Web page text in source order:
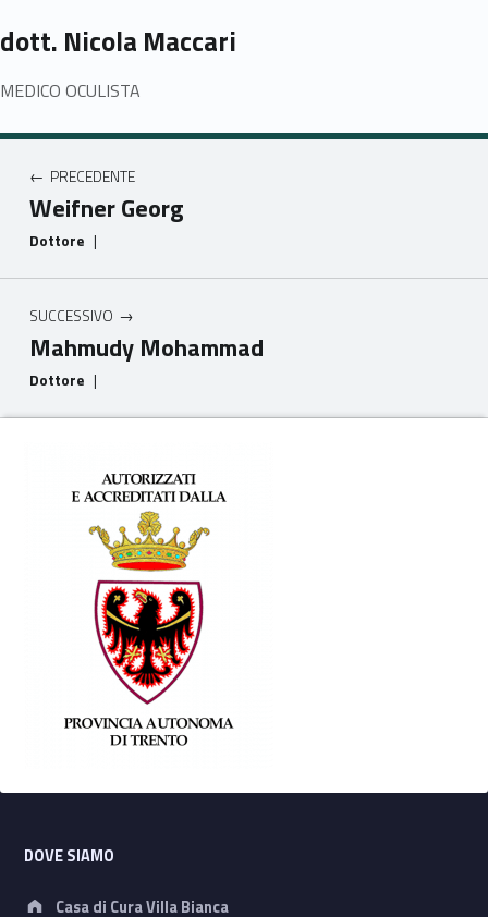
dott. Nicola Maccari
MEDICO OCULISTA
Navigazione articoli
PRECEDENTE
Weifner Georg
Dottore |
SUCCESSIVO
Mahmudy Mohammad
Dottore |
Skip back to main navigation
Footer info sidebar
DOVE SIAMO
Address:
Casa di Cura Villa Bianca